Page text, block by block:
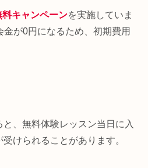
料キャンペーンを実施していま
が0円になるため、初期費用
、無料体験レッスン当日に入
けられることがあります。